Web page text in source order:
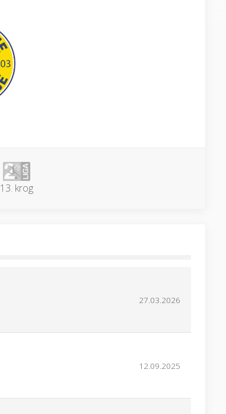
13. krog
27.03.2026
12.09.2025